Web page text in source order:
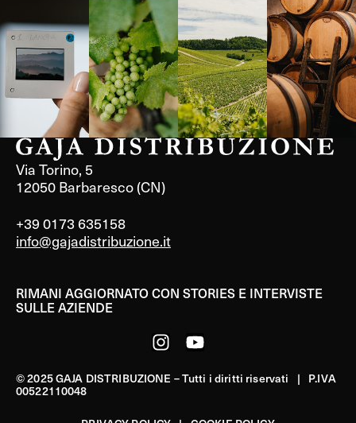
Langa, 1977 Borgogna,
Francia
Borgogna,
Francia
Instagram
Via Torino, 5
12050 Barbaresco (CN)
+39 0173 635158
info@gajadistribuzione.it
RIMANI AGGIORNATO CON STORIES E INTERVISTE
SULLE AZIENDE
© 2025 GAJA DISTRIBUZIONE – Tutti i diritti riservati | P.IVA
00522110048